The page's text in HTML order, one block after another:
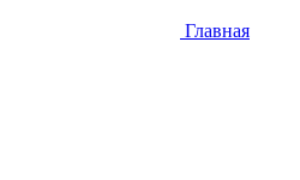
Главная